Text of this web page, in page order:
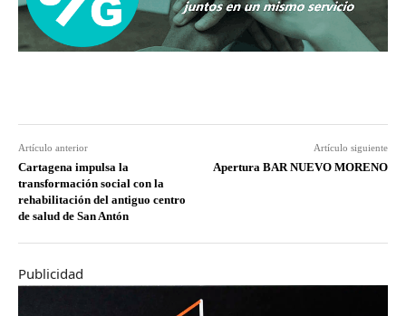
Artículo anterior
Cartagena impulsa la
transformación social con la
rehabilitación del antiguo centro
de salud de San Antón
Artículo siguiente
Apertura BAR NUEVO MORENO
Publicidad